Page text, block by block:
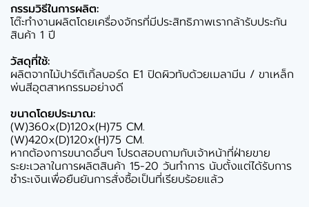
กรรมวิธีในการผลิต:
โต๊ะทำงานผลิตโดยเครื่องจักรที่มีประสิทธิภาพเรากล้ารับประกัน
สินค้า 1 ปี
วัสดุที่ใช้:
ผลิตจากไม้ปาร์ติเกิ้ลบอร์ด E1 ปิดผิวทับด้วยเมลามีน / ขาเหล็ก
พ่นสีอุตสาหกรรมอย่างดี
ขนาดโดยประมาณ:
(W)360x(D)120x(H)75 CM.
(W)420x(D)120x(H)75 CM.
หากต้องการขนาดอื่นๆ โปรดสอบถามกับเจ้าหน้าที่ฝ่ายขาย
ระยะเวลาในการผลิตสินค้า 15-20 วันทำการ นับตั้งแต่ได้รับการ
ชำระเงินเพื่อยืนยันการสั่งซื้อเป็นที่เรียบร้อยแล้ว